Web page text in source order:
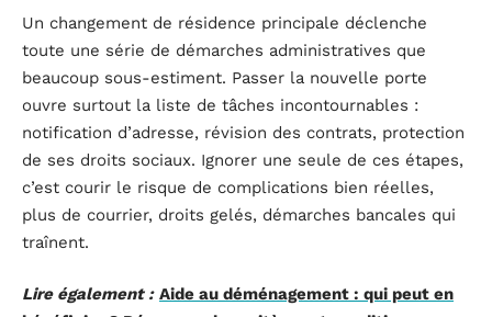
Un changement de résidence principale déclenche
toute une série de démarches administratives que
beaucoup sous-estiment. Passer la nouvelle porte
ouvre surtout la liste de tâches incontournables :
notification d’adresse, révision des contrats, protection
de ses droits sociaux. Ignorer une seule de ces étapes,
c’est courir le risque de complications bien réelles,
plus de courrier, droits gelés, démarches bancales qui
traînent.
Lire également : Aide au déménagement : qui peut en